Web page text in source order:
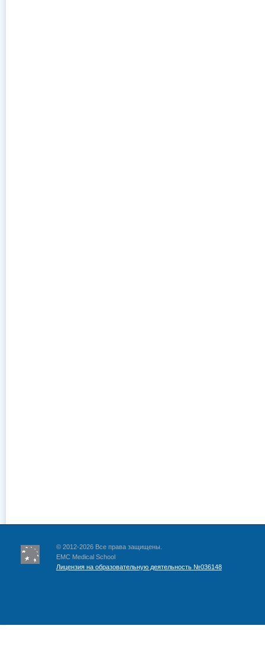
© 2012-2026 Все права защищены.
EMC Medical School
Лицензия на образовательную деятельность №036148